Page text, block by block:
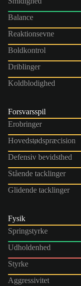
Balance
Reaktionsevne
Boldkontrol
Driblinger
Koldblodighed
Forsvarsspil
Erobringer
Hovedstødspræcision
Defensiv bevidsthed
Stående tacklinger
Glidende tacklinger
Fysik
Springstyrke
Udholdenhed
Styrke
Aggressivitet